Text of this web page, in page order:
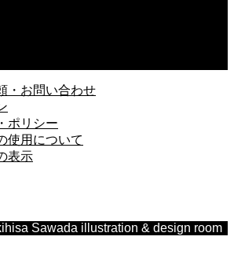
・お問い合わせ
ポリシー
使用について
表示
Sawada illustration & design room